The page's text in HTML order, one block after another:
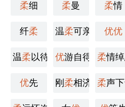
柔细 柔曼 柔情
纤柔 温柔可亲 优优
温柔以待 优游自得 柔情绰
优先 刚 柔相济 柔声